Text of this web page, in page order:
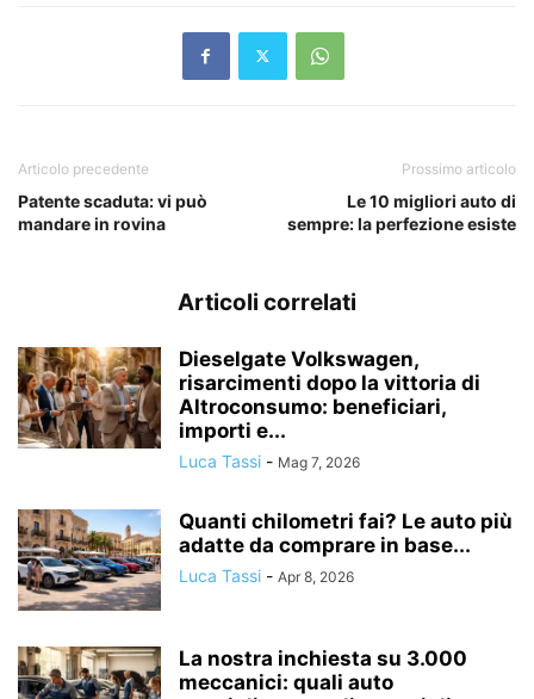
Articolo precedente
Patente scaduta: vi può
mandare in rovina
Prossimo articolo
Le 10 migliori auto di
sempre: la perfezione esiste
Articoli correlati
Dieselgate Volkswagen,
risarcimenti dopo la vittoria di
Altroconsumo: beneficiari,
importi e...
Luca Tassi - Mag 7, 2026
Quanti chilometri fai? Le auto più
adatte da comprare in base...
Luca Tassi - Apr 8, 2026
La nostra inchiesta su 3.000
meccanici: quali auto